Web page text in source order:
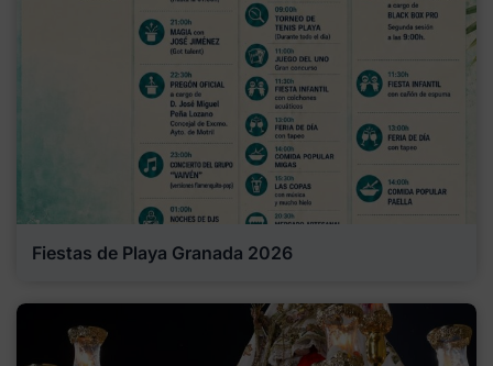
Fiestas de Playa Granada 2026